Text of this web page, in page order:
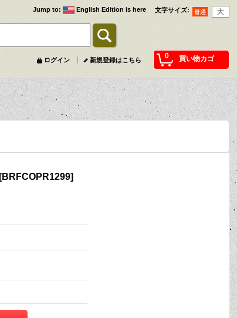
文字サイズ:
Jump to: English Edition is here
0 買い物カゴ
ログイン 新規登録はこちら
[BRFCOPR1299]